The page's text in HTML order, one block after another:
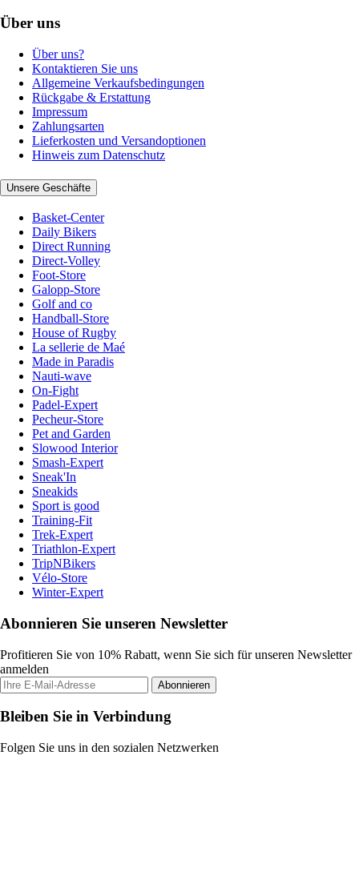
Über uns
Über uns?
Kontaktieren Sie uns
Allgemeine Verkaufsbedingungen
Rückgabe & Erstattung
Impressum
Zahlungsarten
Lieferkosten und Versandoptionen
Hinweis zum Datenschutz
Unsere Geschäfte
Basket-Center
Daily Bikers
Direct Running
Direct-Volley
Foot-Store
Galopp-Store
Golf and co
Handball-Store
House of Rugby
La sellerie de Maé
Made in Paradis
Nauti-wave
On-Fight
Padel-Expert
Pecheur-Store
Pet and Garden
Slowood Interior
Smash-Expert
Sneak'In
Sneakids
Sport is good
Training-Fit
Trek-Expert
Triathlon-Expert
TripNBikers
Vélo-Store
Winter-Expert
Abonnieren Sie unseren Newsletter
Profitieren Sie von 10% Rabatt, wenn Sie sich für unseren Newsletter
anmelden
Abonnieren
Bleiben Sie in Verbindung
Folgen Sie uns in den sozialen Netzwerken